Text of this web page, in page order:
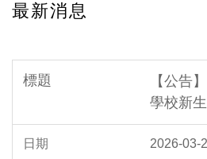
最新消息
【公告
學校新
2026-03-